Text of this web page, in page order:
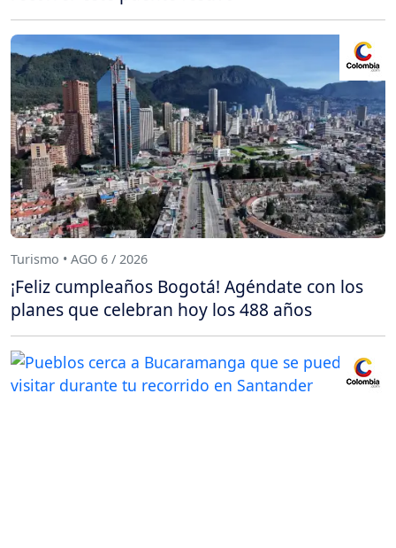
Turismo • AGO 6 / 2026
¡Feliz cumpleaños Bogotá! Agéndate con los
planes que celebran hoy los 488 años